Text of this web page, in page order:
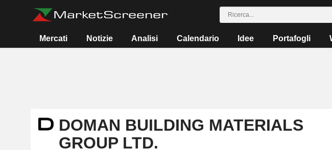
Mercati Notizie Analisi Calendario Idee Portafogli
DOMAN BUILDING MATERIALS
GROUP LTD.